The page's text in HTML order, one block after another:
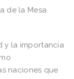
de la Mesa
y la importancia
naciones que